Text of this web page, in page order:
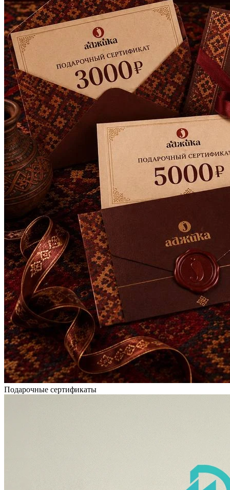
Подарочные сертификаты